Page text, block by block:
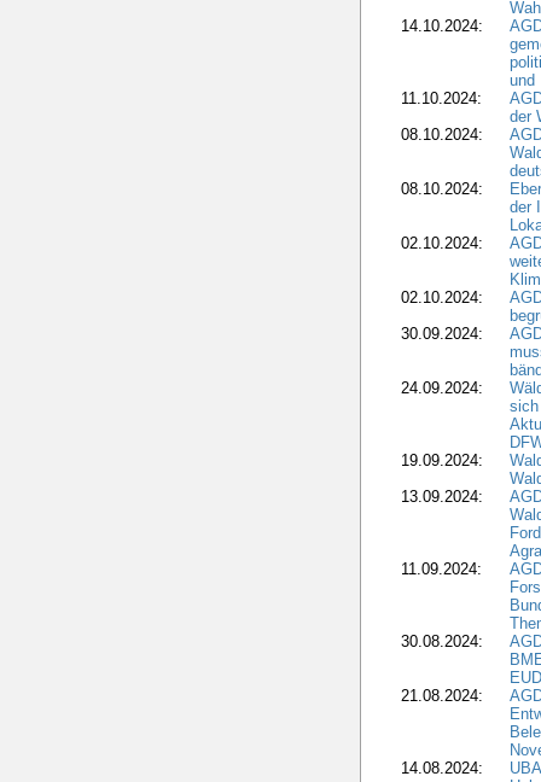
14.10.2024:
und
11.10.2024:
der
08.10.2024:
08.10.2024:
der
02.10.2024:
02.10.2024:
30.09.2024:
24.09.2024:
sich
19.09.2024:
13.09.2024:
11.09.2024:
30.08.2024:
21.08.2024:
14.08.2024: